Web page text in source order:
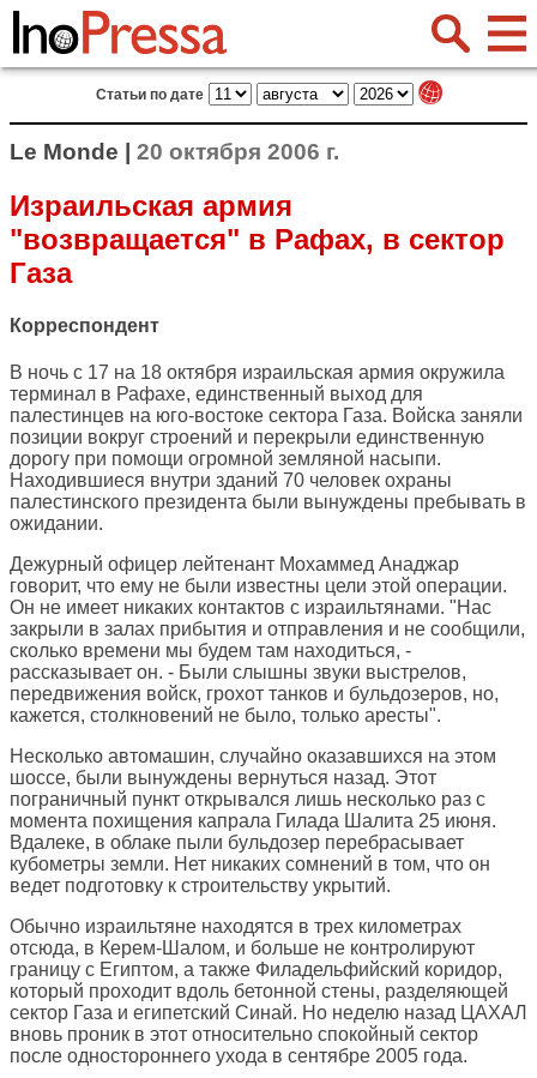
Статьи по дате
Le Monde | 20 октября 2006 г.
Израильская армия
"возвращается" в Рафах, в сектор
Газа
Корреспондент
В ночь с 17 на 18 октября израильская армия окружила
терминал в Рафахе, единственный выход для
палестинцев на юго-востоке сектора Газа. Войска заняли
позиции вокруг строений и перекрыли единственную
дорогу при помощи огромной земляной насыпи.
Находившиеся внутри зданий 70 человек охраны
палестинского президента были вынуждены пребывать в
ожидании.
Дежурный офицер лейтенант Мохаммед Анаджар
говорит, что ему не были известны цели этой операции.
Он не имеет никаких контактов с израильтянами. "Нас
закрыли в залах прибытия и отправления и не сообщили,
сколько времени мы будем там находиться, -
рассказывает он. - Были слышны звуки выстрелов,
передвижения войск, грохот танков и бульдозеров, но,
кажется, столкновений не было, только аресты".
Несколько автомашин, случайно оказавшихся на этом
шоссе, были вынуждены вернуться назад. Этот
пограничный пункт открывался лишь несколько раз с
момента похищения капрала Гилада Шалита 25 июня.
Вдалеке, в облаке пыли бульдозер перебрасывает
кубометры земли. Нет никаких сомнений в том, что он
ведет подготовку к строительству укрытий.
Обычно израильтяне находятся в трех километрах
отсюда, в Керем-Шалом, и больше не контролируют
границу с Египтом, а также Филадельфийский коридор,
который проходит вдоль бетонной стены, разделяющей
сектор Газа и египетский Синай. Но неделю назад ЦАХАЛ
вновь проник в этот относительно спокойный сектор
после одностороннего ухода в сентябре 2005 года.